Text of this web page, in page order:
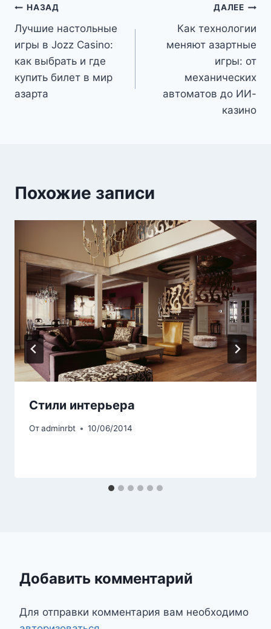
Навигация
по
записям
НАЗАД
Лучшие настольные
игры в Jozz Casino:
как выбрать и где
купить билет в мир
азарта
ДАЛЕЕ
Как технологии
меняют азартные
игры: от
механических
автоматов до ИИ-
казино
Похожие записи
Стили интерьера
Отadminrbt 10/06/2014
Добавить комментарий
Для отправки комментария вам необходимо